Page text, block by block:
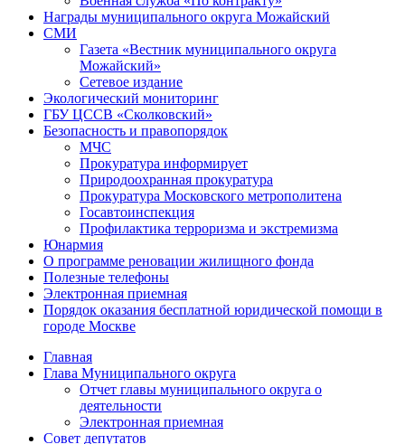
Награды муниципального округа Можайский
СМИ
Газета «Вестник муниципального округа
Можайский»
Сетевое издание
Экологический мониторинг
ГБУ ЦССВ «Сколковский»
Безопасность и правопорядок
МЧС
Прокуратура информирует
Природоохранная прокуратура
Прокуратура Московского метрополитена
Госавтоинспекция
Профилактика терроризма и экстремизма
Юнармия
О программе реновации жилищного фонда
Полезные телефоны
Электронная приемная
Порядок оказания бесплатной юридической помощи в
городе Москве
Главная
Глава Муниципального округа
Отчет главы муниципального округа о
деятельности
Электронная приемная
Совет депутатов